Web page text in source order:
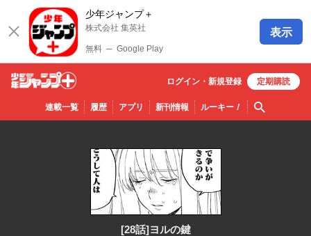
少年ジャンプ＋
株式会社 集英社
無料 ─ Google Play
表示
少年ジ
ャンプ
連載一覧 履歴 アプリ 新刊情報 ルーキー！ 検索
ログイン・ 新規登録 定期購読
[28話]ヨルの鍵